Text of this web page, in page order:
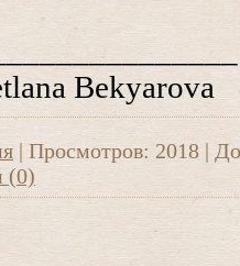
Bekyarova
| Просмотров: 2018 |
(0)